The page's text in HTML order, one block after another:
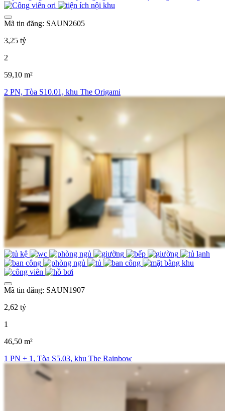
Mã tin đăng: SAUN2605
3,25 tỷ
2
59,10 m²
2 PN, Tòa S10.01, khu The Origami
Mã tin đăng: SAUN1907
2,62 tỷ
1
46,50 m²
1 PN + 1, Tòa S5.03, khu The Rainbow